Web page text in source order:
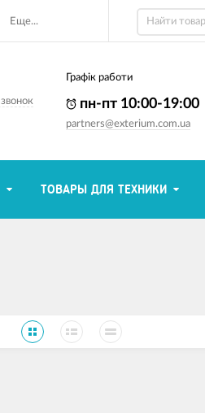
Еще...
Графік работи
пн-пт 10:00-19:00
partners@exterium.com.ua
ТОВАРЫ ДЛЯ ТЕХНИКИ